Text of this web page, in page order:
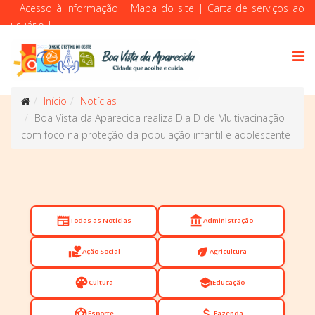
| Acesso à Informação | Mapa do site | Carta de serviços ao
usuário|
Início
Notícias
Boa Vista da Aparecida realiza Dia D de Multivacinação
com foco na proteção da população infantil e adolescente
newspaperTodas as Notícias account_balanceAdministração
volunteer_activismAção Social eco Agricultura
paletteCultura schoolEducação